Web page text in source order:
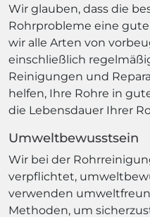
Wir glauben, dass die
Rohrprobleme eine
wir alle Arten von
einschließlich
Reinigungen und
helfen, Ihre Rohre in
die Lebensdauer Ihrer
Umweltbewusstsein
Wir bei der
verpflichtet,
verwenden
Methoden, um